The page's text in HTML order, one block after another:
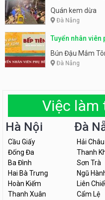
Quán kem dừa
Đà Nẵng
Tuyển nhân viên
Tiên
Bún Đậu Mắm
Đà Nẵng
Việc làm
Hà Nội
Cầu Giấy
Đống Đa
Ba Đình
Hai Bà Trưng
Hoàn Kiếm
Thanh Xuân
Đà
Hải Châu
Thanh
Sơn Trà
Ngũ
Liên
Cẩm Lệ